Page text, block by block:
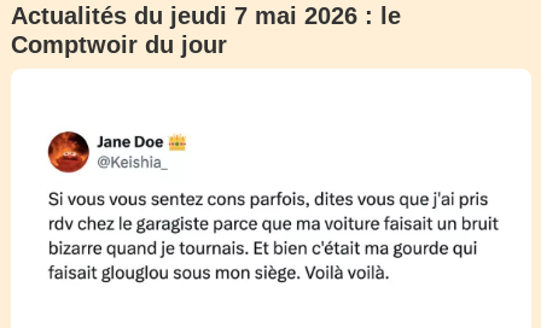
Actualités du jeudi 7 mai 2026 : le
Comptwoir du jour